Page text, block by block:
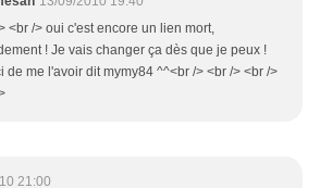
<br /> oui c'est encore un lien mort,
! Je vais changer ça dès que je peux !
de me l'avoir dit mymy84 ^^<br /> <br /> <br />
21:00